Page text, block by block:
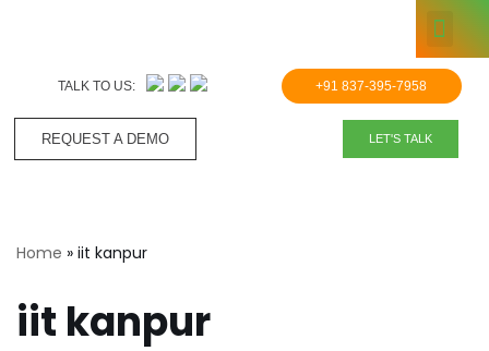
TALK TO US: +91 837-395-7958
REQUEST A DEMO​ LET'S TALK
Home » iit kanpur
iit kanpur